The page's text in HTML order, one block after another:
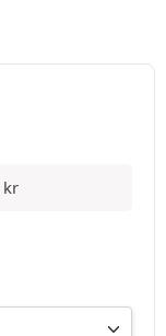
kr